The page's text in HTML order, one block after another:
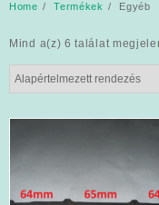
Home Termékek Egyéb
Mind a(z) 6 találat